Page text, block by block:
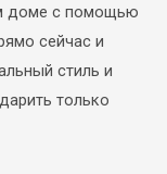
доме с помощью
сейчас и
стиль и
только